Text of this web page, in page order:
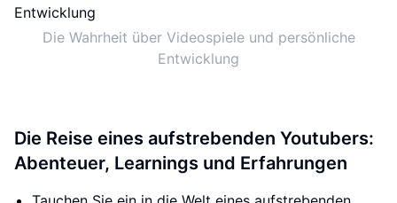
Die Wahrheit über Videospiele und persönliche
Entwicklung
Die Reise eines aufstrebenden Youtubers:
Abenteuer, Learnings und Erfahrungen